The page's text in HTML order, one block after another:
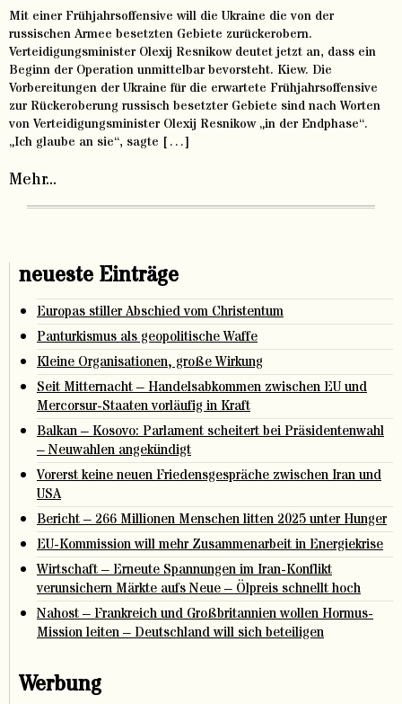
Mit einer Frühjahrsoffensive will die Ukraine die von der
russischen Armee besetzten Gebiete zurückerobern.
Verteidigungsminister Olexij Resnikow deutet jetzt an, dass ein
Beginn der Operation unmittelbar bevorsteht. Kiew. Die
Vorbereitungen der Ukraine für die erwartete Frühjahrsoffensive
zur Rückeroberung russisch besetzter Gebiete sind nach Worten
von Verteidigungsminister Olexij Resnikow „in der Endphase“.
„Ich glaube an sie“, sagte […]
Mehr...
neueste Einträge
Europas stiller Abschied vom Christentum
Panturkismus als geopolitische Waffe
Kleine Organisationen, große Wirkung
Seit Mitternacht – Handelsabkommen zwischen EU und
Mercorsur-Staaten vorläufig in Kraft
Balkan – Kosovo: Parlament scheitert bei Präsidentenwahl
– Neuwahlen angekündigt
Vorerst keine neuen Friedensgespräche zwischen Iran und
USA
Bericht – 266 Millionen Menschen litten 2025 unter Hunger
EU-Kommission will mehr Zusammenarbeit in Energiekrise
Wirtschaft – Erneute Spannungen im Iran-Konflikt
verunsichern Märkte aufs Neue – Ölpreis schnellt hoch
Nahost – Frankreich und Großbritannien wollen Hormus-
Mission leiten – Deutschland will sich beteiligen
Werbung